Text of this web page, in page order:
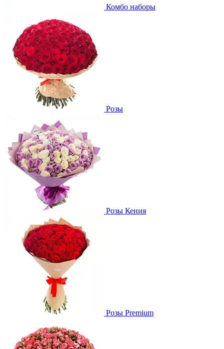
Комбо наборы
Розы
Розы Кения
Розы Premium